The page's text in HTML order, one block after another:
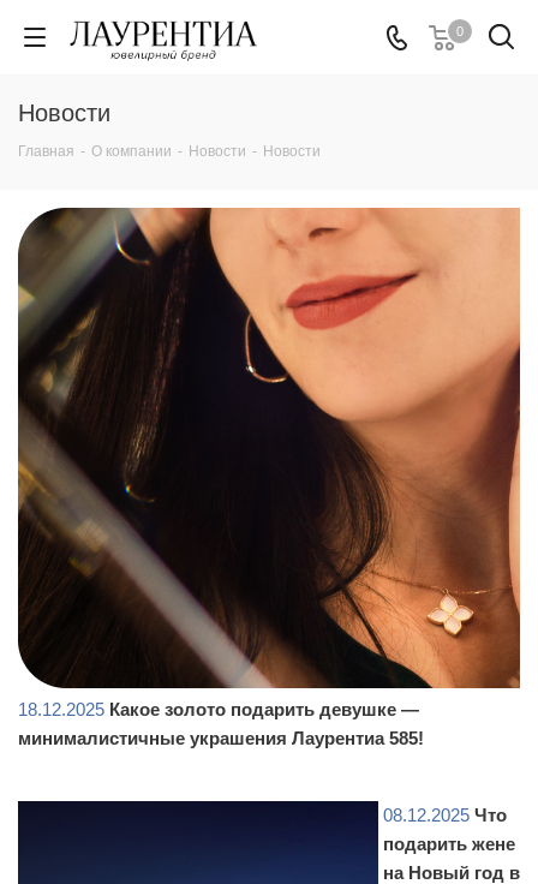
0
Новости
Главная - О компании - Новости - Новости
18.12.2025 Какое золото подарить девушке —
минималистичные украшения Лаурентиа 585!
08.12.2025 Что
подарить жене
на Новый год в